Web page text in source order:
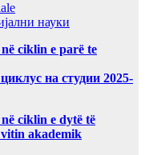
науки
ciklin e parë te
на студии 2025-
ciklin e dytë të
akademik